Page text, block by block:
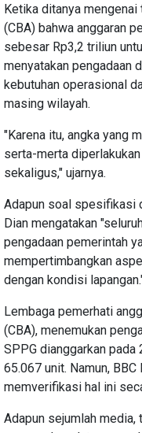
Ketika ditanya
(CBA) bahwa anggaran
sebesar Rp3,2 triliun
menyatakan pengadaan
kebutuhan operasional
masing wilayah.
"Karena itu, angka yang
serta-merta
sekaligus," ujarnya.
Adapun soal spesifikasi
Dian mengatakan
pengadaan pemerintah
mempertimbangkan
dengan kondisi
Lembaga pemerhati
(CBA), menemukan
SPPG dianggarkan
65.067 unit. Namun,
memverifikasi hal ini
Adapun sejumlah